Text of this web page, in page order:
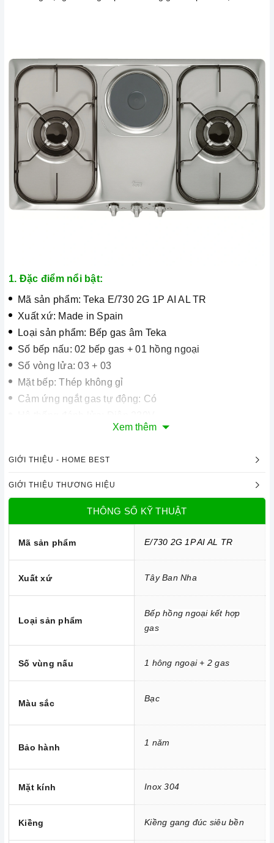
1. Đặc điểm nổi bật:
Mã sản phẩm: Teka E/730 2G 1P AI AL TR
Xuất xứ: Made in Spain
Loại sản phẩm: Bếp gas âm Teka
Số bếp nấu: 02 bếp gas + 01 hồng ngoại
Số vòng lửa: 03 + 03
Mặt bếp: Thép không gỉ
Cảm ứng ngắt gas tự động: Có
Chế độ hẹn giờ: Không
Kiềng: Kiềng thép sơn tĩnh điện
Bộ chia lửa: Sabaf
Chất liệu/màu sắc: Màu bạc
Chế độ pep hầm tiết kiệm gas: Có
Công suất bếp gas: 3.1 kW + 3.1 kW
Kích thước bề mặt: 730 x 430 mm
Kính thước khoét đá: 704 x 412 mm
Homebest Care
Xem thêm
GIỚI THIỆU - HOME BEST
GIỚI THIỆU THƯƠNG HIỆU
THÔNG SỐ KỸ THUẬT
Mã sản phẩm E/730 2G 1P AI AL TR
Xuất xứ Tây Ban Nha
Loại sản phẩm
Bếp hồng ngoại kết hợp
gas
Số vùng nấu 1 hông ngoại + 2 gas
Màu sắc Bạc
Bảo hành 1 năm
Mặt kính Inox 304
Kiềng Kiềng gang đúc siêu bền